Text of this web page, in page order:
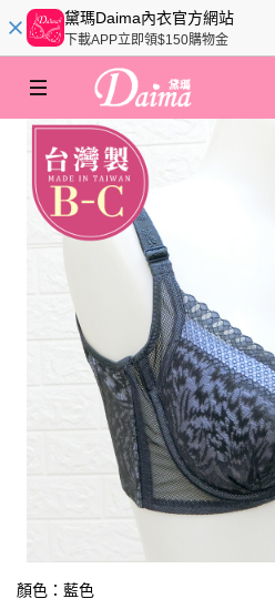
黛瑪Daima內衣官方網站
下載APP立即領$150購物金
顏色：藍色